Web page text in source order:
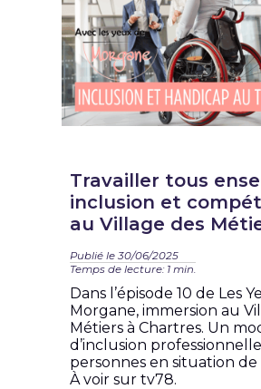
Travailler tous
inclusion et
au Village des
Publié le 30/06/2025
Temps de lecture: 1 min.
Dans l’épisode 10 de Les
Morgane, immersion au
Métiers à Chartres. Un
d’inclusion
personnes en situation de
À voir sur tv78.